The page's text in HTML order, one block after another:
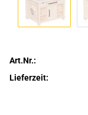
Art.Nr.:
Lieferzeit: